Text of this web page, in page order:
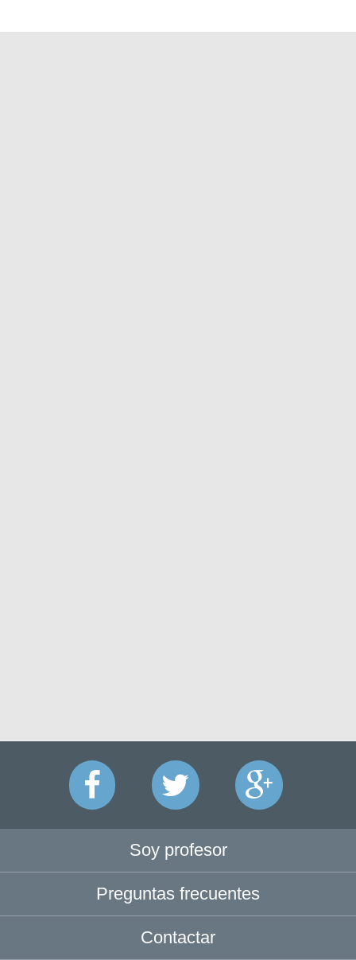
Soy profesor
Preguntas frecuentes
Contactar